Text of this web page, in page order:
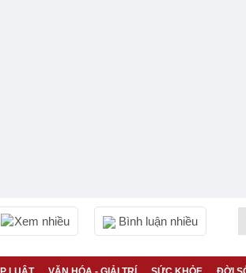
Xem nhiều Bình luận nhiều